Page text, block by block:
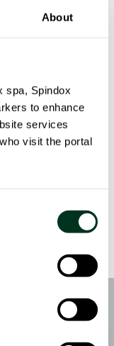
About
spa, Spindox
to enhance
services
visit the portal
del
dunque, che
consegna in
di tempo
ritaglia
provenienti